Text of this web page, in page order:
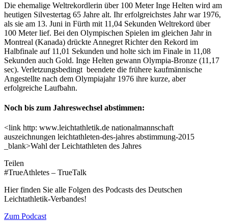
Die ehemalige Weltrekordlerin über 100 Meter Inge Helten wird am
heutigen Silvestertag 65 Jahre alt. Ihr erfolgreichstes Jahr war 1976,
als sie am 13. Juni in Fürth mit 11,04 Sekunden Weltrekord über
100 Meter lief. Bei den Olympischen Spielen im gleichen Jahr in
Montreal (Kanada) drückte Annegret Richter den Rekord im
Halbfinale auf 11,01 Sekunden und holte sich im Finale in 11,08
Sekunden auch Gold. Inge Helten gewann Olympia-Bronze (11,17
sec). Verletzungsbedingt beendete die frühere kaufmännische
Angestellte nach dem Olympiajahr 1976 ihre kurze, aber
erfolgreiche Laufbahn.
Noch bis zum Jahreswechsel abstimmen:
<link http: www.leichtathletik.de nationalmannschaft
auszeichnungen leichtathleten-des-jahres abstimmung-2015
_blank>Wahl der Leichtathleten des Jahres
Teilen
#TrueAthletes – TrueTalk
Hier finden Sie alle Folgen des Podcasts des Deutschen
Leichtathletik-Verbandes!
Zum Podcast